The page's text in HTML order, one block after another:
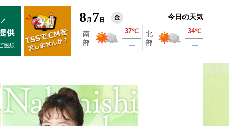
8 月 7 日 金 今日の天気